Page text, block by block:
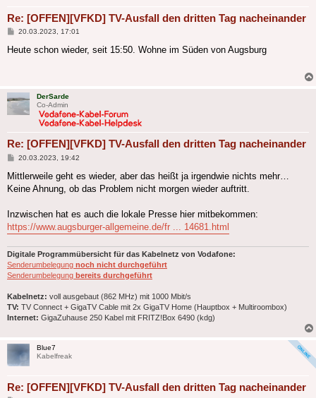
Re: [OFFEN][VFKD] TV-Ausfall den dritten Tag nacheinander
Beitrag
20.03.2023, 17:01
Heute schon wieder, seit 15:50. Wohne im Süden von Augsburg
DerSarde
Co-Admin
Re: [OFFEN][VFKD] TV-Ausfall den dritten Tag nacheinander
Beitrag
20.03.2023, 19:42
Mittlerweile geht es wieder, aber das heißt ja irgendwie nichts mehr…
Keine Ahnung, ob das Problem nicht morgen wieder auftritt.
Inzwischen hat es auch die lokale Presse hier mitbekommen:
https://www.augsburger-allgemeine.de/fr ... 14681.html
Digitale Programmübersicht für das Kabelnetz von Vodafone:
Senderumbelegung noch nicht durchgeführt
Senderumbelegung bereits durchgeführt
Kabelnetz: voll ausgebaut (862 MHz) mit 1000 Mbit/s
TV: TV Connect + GigaTV Cable mit 2x GigaTV Home (Hauptbox + Multiroombox)
Internet: GigaZuhause 250 Kabel mit FRITZ!Box 6490 (kdg)
Blue7
Kabelfreak
Re: [OFFEN][VFKD] TV-Ausfall den dritten Tag nacheinander